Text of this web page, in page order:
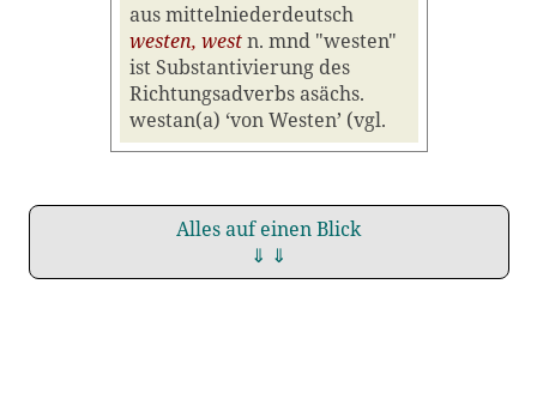
aus mittelniederdeutsch
westen, westn. mnd "westen"
ist Substantivierung des
Richtungsadverbs asächs.
westan(a) ‘von Westen’ (vgl.
Alles auf einen Blick
⇓ ⇓